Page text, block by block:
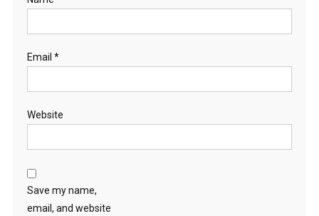
Email *
Website
Save my name,
email, and website